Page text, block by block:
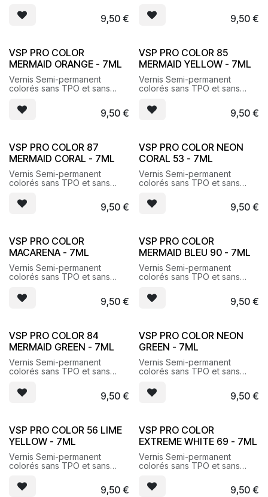
9,50€ 9,50€
VSP PRO COLOR
MERMAID ORANGE - 7ML
Vernis Semi-permanent
colorés sans TPO et sans
9,50€
VSP PRO COLOR 85
MERMAID YELLOW - 7ML
Vernis Semi-permanent
colorés sans TPO et sans
9,50€
VSP PRO COLOR 87
MERMAID CORAL - 7ML
Vernis Semi-permanent
colorés sans TPO et sans
9,50€
VSP PRO COLOR NEON
CORAL 53 - 7ML
Vernis Semi-permanent
colorés sans TPO et sans
9,50€
VSP PRO COLOR
MACARENA - 7ML
Vernis Semi-permanent
colorés sans TPO et sans
9,50€
VSP PRO COLOR
MERMAID BLEU 90 - 7ML
Vernis Semi-permanent
colorés sans TPO et sans
9,50€
VSP PRO COLOR 84
MERMAID GREEN - 7ML
Vernis Semi-permanent
colorés sans TPO et sans
9,50€
VSP PRO COLOR NEON
GREEN - 7ML
Vernis Semi-permanent
colorés sans TPO et sans
9,50€
VSP PRO COLOR 56 LIME
YELLOW - 7ML
Vernis Semi-permanent
colorés sans TPO et sans
9,50€
VSP PRO COLOR
EXTREME WHITE 69 - 7ML
Vernis Semi-permanent
colorés sans TPO et sans
9,50€